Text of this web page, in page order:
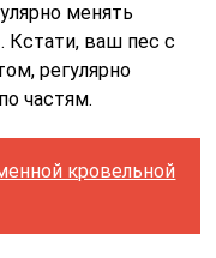
менять
Кстати, ваш пес с
регулярно
частям.
кровельной